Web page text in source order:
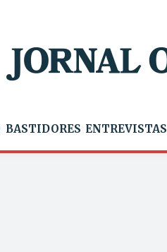
BASTIDORES ENTREVISTAS